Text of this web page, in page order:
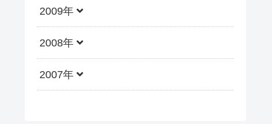
2009年
2008年
2007年